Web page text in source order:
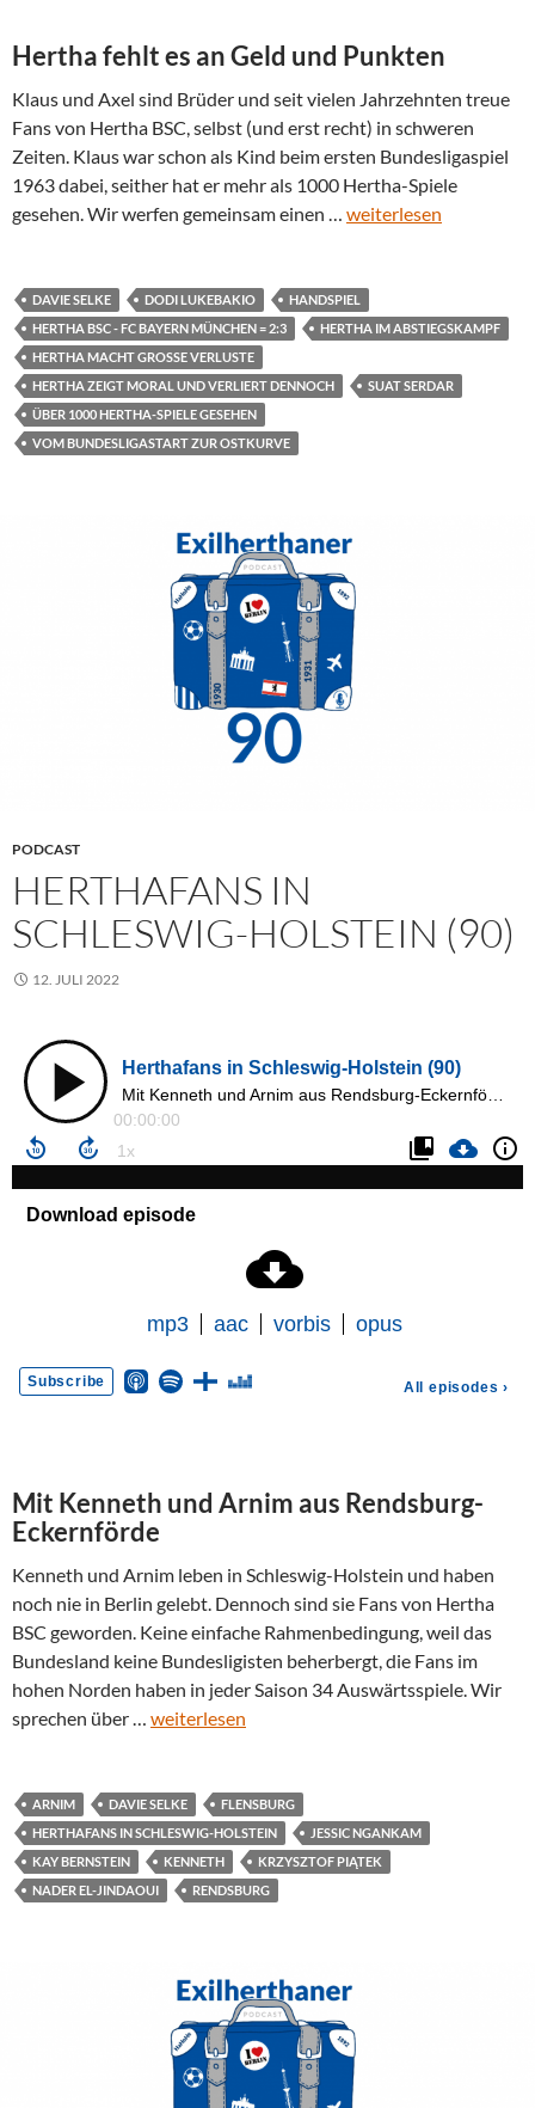
Hertha fehlt es an Geld und Punkten
Klaus und Axel sind Brüder und seit vielen Jahrzehnten treue
Fans von Hertha BSC, selbst (und erst recht) in schweren
Zeiten. Klaus war schon als Kind beim ersten Bundesligaspiel
1963 dabei, seither hat er mehr als 1000 Hertha-Spiele
gesehen. Wir werfen gemeinsam einen … weiterlesen
DAVIE SELKE DODI LUKEBAKIO
HANDSPIEL
HERTHA BSC - FC BAYERN MÜNCHEN = 2:3
HERTHA IM ABSTIEGSKAMPF
HERTHA MACHT GROSSE VERLUSTE
HERTHA ZEIGT MORAL UND VERLIERT DENNOCH
SUAT SERDAR
ÜBER 1000 HERTHA-SPIELE GESEHEN
VOM BUNDESLIGASTART ZUR OSTKURVE
PODCAST
HERTHAFANS IN
SCHLESWIG-HOLSTEIN (90)
12. JULI 2022
Mit Kenneth und Arnim aus Rendsburg-
Eckernförde
Kenneth und Arnim leben in Schleswig-Holstein und haben
noch nie in Berlin gelebt. Dennoch sind sie Fans von Hertha
BSC geworden. Keine einfache Rahmenbedingung, weil das
Bundesland keine Bundesligisten beherbergt, die Fans im
hohen Norden haben in jeder Saison 34 Auswärtsspiele. Wir
sprechen über … weiterlesen
ARNIM DAVIE SELKE
FLENSBURG
HERTHAFANS IN SCHLESWIG-HOLSTEIN
JESSIC NGANKAM
KAY BERNSTEIN
KENNETH
KRZYSZTOF PIĄTEK
NADER EL-JINDAOUI
RENDSBURG